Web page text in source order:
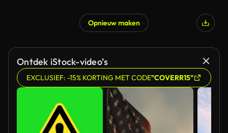
Opnieuw maken
Ontdek iStock-video’s
EXCLUSIEF: -15% KORTING MET CODE"COVERR15"